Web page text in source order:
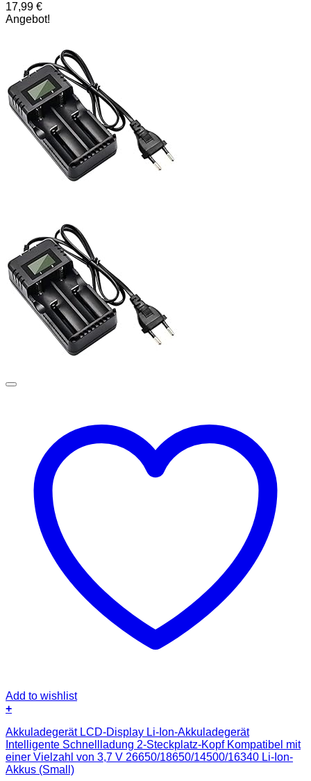
17,99 €
Angebot!
Add to wishlist
+
Akkuladegerät LCD-Display Li-Ion-Akkuladegerät
Intelligente Schnellladung 2-Steckplatz-Kopf Kompatibel mit
einer Vielzahl von 3,7 V 26650/18650/14500/16340 Li-Ion-
Akkus (Small)